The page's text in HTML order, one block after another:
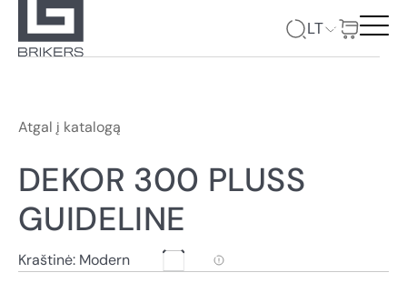
LT
Atgal į katalogą
DEKOR 300 PLUSS
GUIDELINE
Kraštinė: Modern